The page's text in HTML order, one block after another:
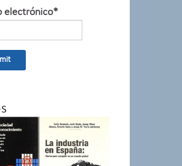
electrónico*